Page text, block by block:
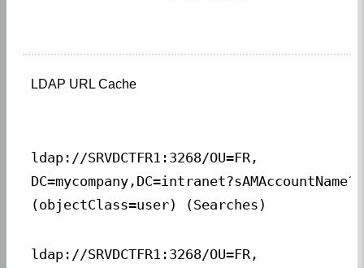
LDAP URL Cache
ldap://SRVDCTFR1:3268/OU=FR,
(objectClass=user) (Searches)
ldap://SRVDCTFR1:3268/OU=FR,